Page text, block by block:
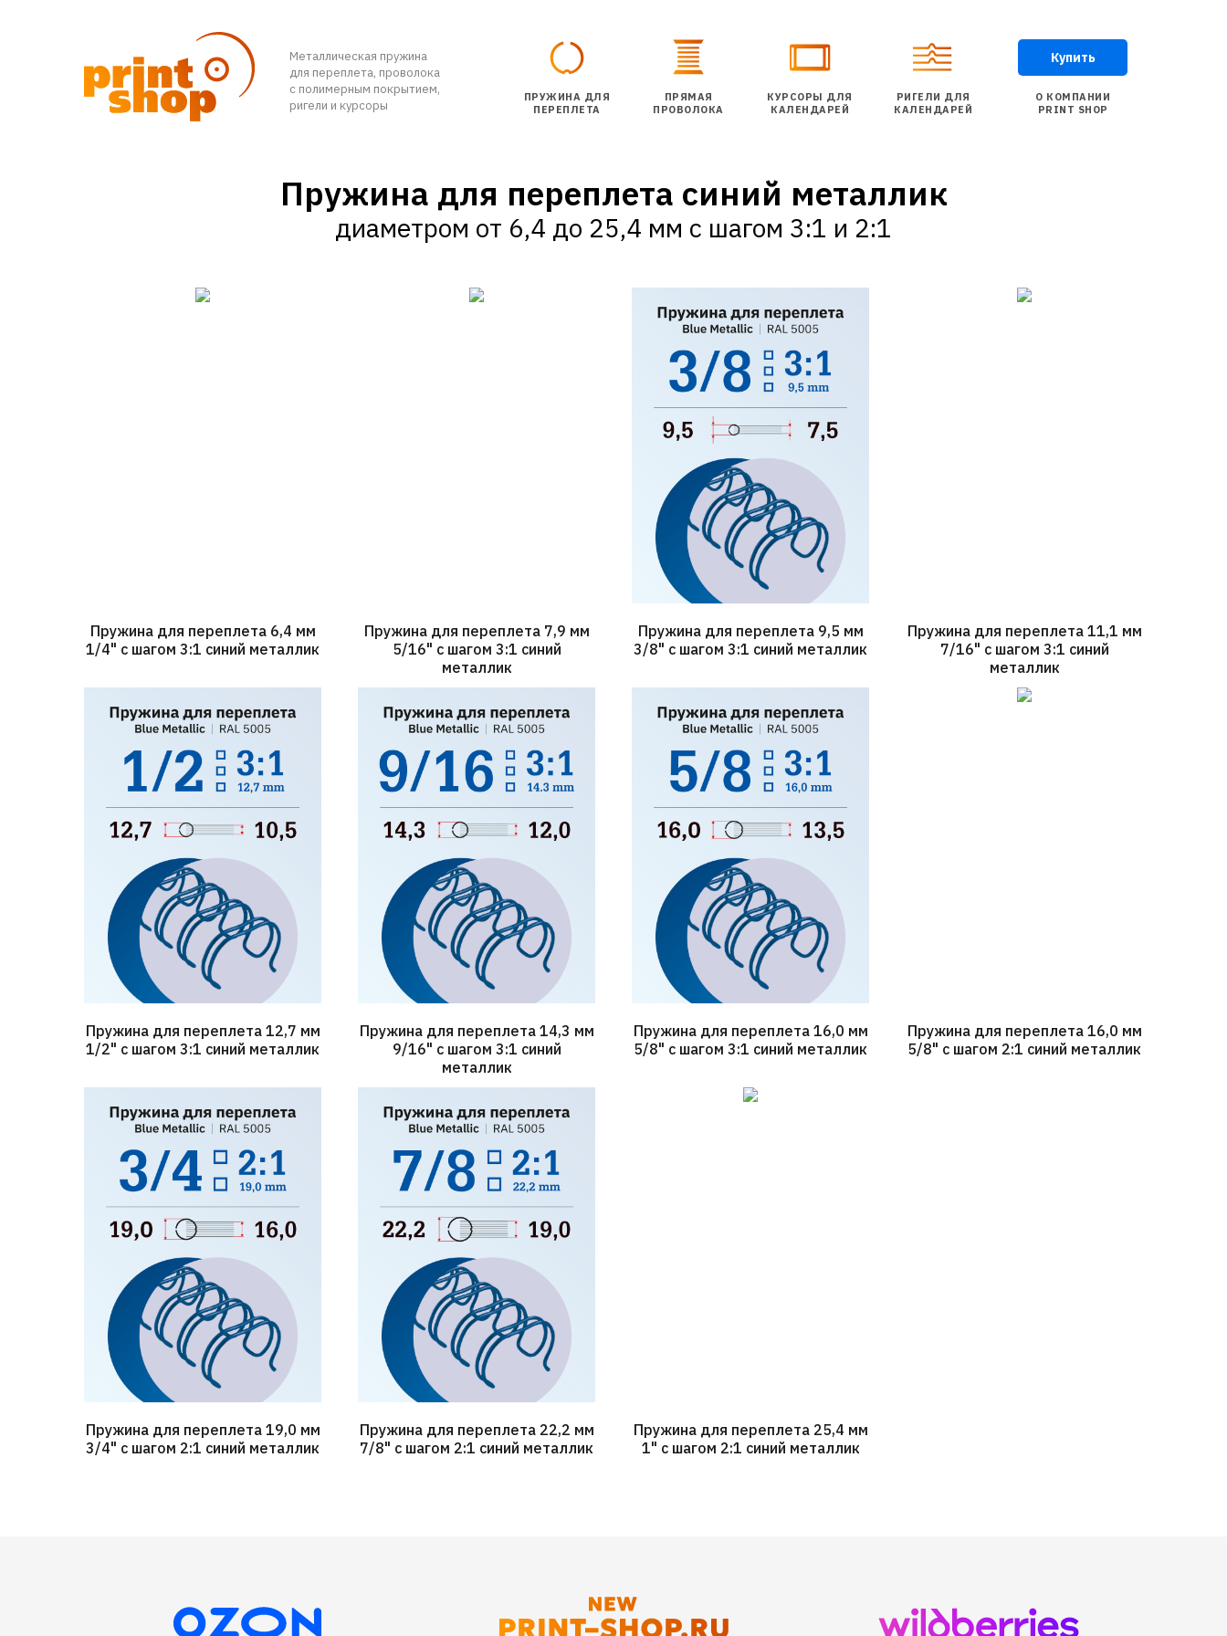
ПРУЖИНА ДЛЯ
ПЕРЕПЛЕТА
ПРЯМАЯ
ПРОВОЛОКА
КУРСОРЫ ДЛЯ
КАЛЕНДАРЕЙ
РИГЕЛИ ДЛЯ
КАЛЕНДАРЕЙ
Металлическая пружина
для переплета, проволока
с полимерным покрытием,
ригели и курсоры
О КОМПАНИИ
PRINT SHOP
Купить
Пружина для переплета синий металлик
диаметром от 6,4 до 25,4 мм с шагом 3:1 и 2:1
Пружина для переплета 6,4 мм
1/4" с шагом 3:1 синий металлик
Пружина для переплета 7,9 мм
5/16" с шагом 3:1 синий
металлик
Пружина для переплета 9,5 мм
3/8" с шагом 3:1 синий металлик
Пружина для переплета 11,1 мм
7/16" с шагом 3:1 синий
металлик
Пружина для переплета 12,7 мм
1/2" с шагом 3:1 синий металлик
Пружина для переплета 14,3 мм
9/16" с шагом 3:1 синий
металлик
Пружина для переплета 16,0 мм
5/8" с шагом 3:1 синий металлик
Пружина для переплета 16,0 мм
5/8" с шагом 2:1 синий металлик
Пружина для переплета 19,0 мм
3/4" с шагом 2:1 синий металлик
Пружина для переплета 22,2 мм
7/8" с шагом 2:1 синий металлик
Пружина для переплета 25,4 мм
1" с шагом 2:1 синий металлик